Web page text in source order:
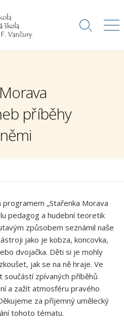
Search
příběhy
„Stařenka Morava
pedagog a hudební teoretik
způsobem seznámil naše
jako je kobza, koncovka,
dvojačka. Děti si je mohly
jak se na ně hraje. Ve
zpívaných příběhů
a zažít atmosféru pravého
za příjemný umělecký
tohoto tématu.